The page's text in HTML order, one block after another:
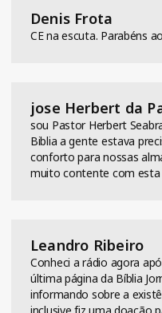
Denis Frota
CE na escuta. Parabéns
sou Pastor Herbert
Biblia a gente estava
conforto para nossas
muito contente com esta
Leandro Ribeiro
Conheci a rádio agora
última página da Bíblia
informando sobre a